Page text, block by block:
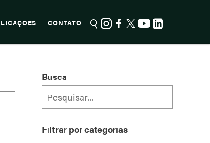
CONTATO
Busca
Filtrar por categorias